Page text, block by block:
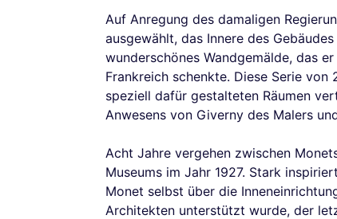
Auf Anregung des damaligen
ausgewählt, das Innere des
wunderschönes Wandgemälde, das
Frankreich schenkte. Diese Serie
speziell dafür gestalteten Räumen
Anwesens von Giverny des Malers
Acht Jahre vergehen zwischen
Museums im Jahr 1927. Stark
Monet selbst über die
Architekten unterstützt wurde, der